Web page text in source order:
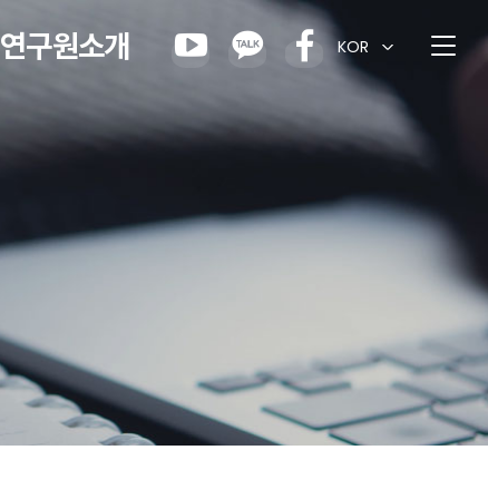
연구원소개 KOR